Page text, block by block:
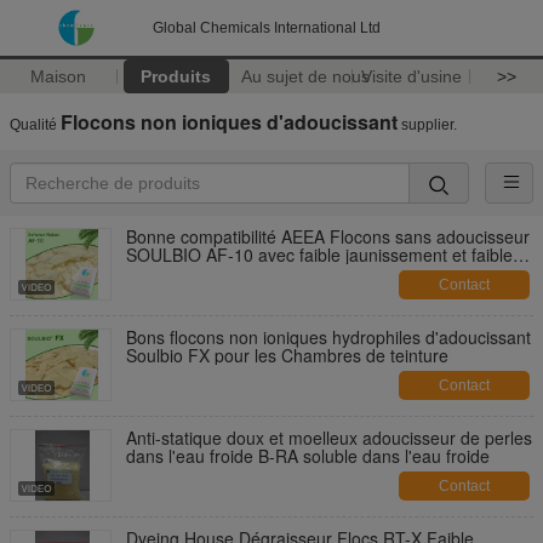
Global Chemicals International Ltd
Maison Produits Au sujet de nousVisite d'usine >>
Qualité Flocons non ioniques d'adoucissant supplier.
Bonne compatibilité AEEA Flocons sans adoucisseur
SOULBIO AF-10 avec faible jaunissement et faible
Contact
Bons flocons non ioniques hydrophiles d'adoucissant
Soulbio FX pour les Chambres de teinture
Contact
Anti-statique doux et moelleux adoucisseur de perles
dans l'eau froide B-RA soluble dans l'eau froide
Contact
Dyeing House Dégraisseur Flocs RT-X Faible